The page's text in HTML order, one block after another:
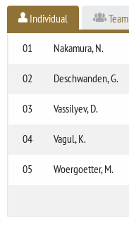
Individual Team
01 Nakamura, N.
02 Deschwanden, G.
03 Vassilyev, D.
04 Vagul, K.
05 Woergoetter, M.